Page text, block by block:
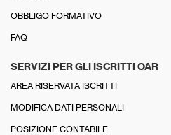
OBBLIGO FORMATIVO
FAQ
SERVIZI PER GLI ISCRITTI OAR
AREA RISERVATA ISCRITTI
MODIFICA DATI PERSONALI
POSIZIONE CONTABILE